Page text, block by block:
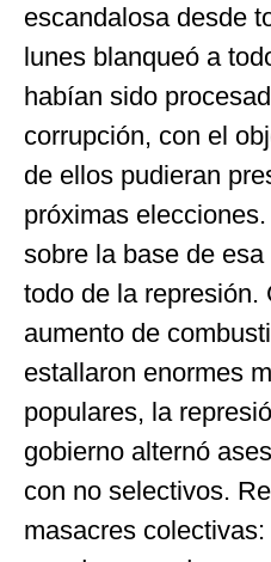
escandalosa desde
lunes blanqueó a
habían sido
corrupción, con el
de ellos pudieran
próximas
sobre la base de
todo de la represión.
aumento de
estallaron enormes
populares, la
gobierno alternó
con no selectivos.
masacres